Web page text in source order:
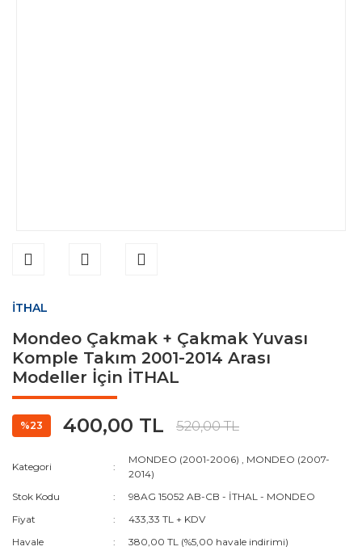
İTHAL
Mondeo Çakmak + Çakmak Yuvası
Komple Takım 2001-2014 Arası
Modeller İçin İTHAL
%23 400,00 TL 520,00 TL
Kategori
MONDEO (2001-2006) , MONDEO (2007-
2014)
Stok Kodu
98AG 15052 AB-CB - İTHAL - MONDEO
Fiyat
433,33 TL + KDV
Havale
380,00 TL (%5,00 havale indirimi)